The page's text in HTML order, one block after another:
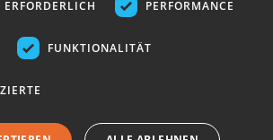
PERFORMANCE
FUNKTIONALITÄT